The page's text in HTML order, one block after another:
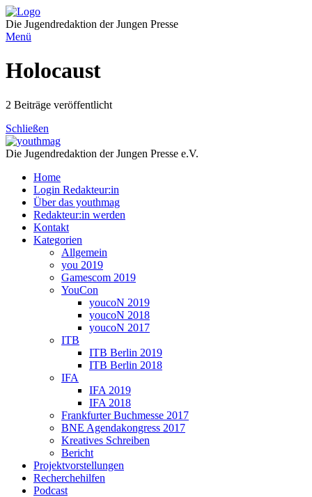
Direkt
zum
Inhalt
Die Jugendredaktion der Jungen Presse
Menü
Holocaust
2 Beiträge veröffentlicht
Schließen
Die Jugendredaktion der Jungen Presse e.V.
Home
Login Redakteur:in
Über das youthmag
Redakteur:in werden
Kontakt
Kategorien
Allgemein
you 2019
Gamescom 2019
YouCon
youcoN 2019
youcoN 2018
youcoN 2017
ITB
ITB Berlin 2019
ITB Berlin 2018
IFA
IFA 2019
IFA 2018
Frankfurter Buchmesse 2017
BNE Agendakongress 2017
Kreatives Schreiben
Bericht
Projektvorstellungen
Recherchehilfen
Podcast